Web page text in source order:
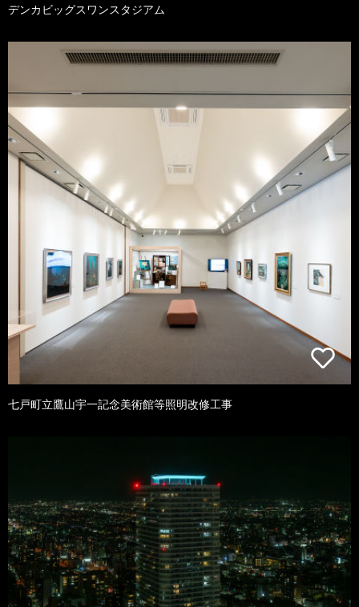
デンカビッグスワンスタジアム
七戸町立鷹山宇一記念美術館等照明改修工事